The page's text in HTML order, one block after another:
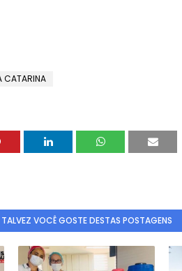
CATARINA
TALVEZ VOCÊ GOSTE DESTAS POSTAGENS